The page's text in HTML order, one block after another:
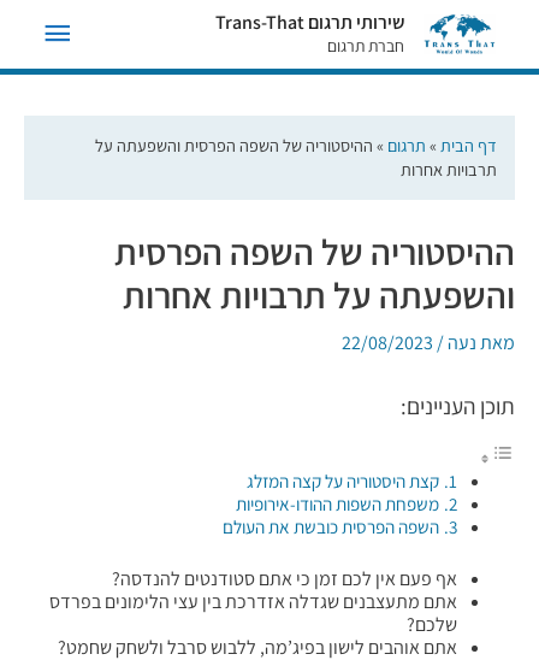
שירותי תרגום Trans-That
חברת תרגום
ראשי
דף הבית » תרגום » ההיסטוריה של השפה הפרסית והשפעתה על
תרבויות אחרות
ההיסטוריה של השפה הפרסית
והשפעתה על תרבויות אחרות
מאתנעה/
22/08/2023
תוכן העניינים:
קצת היסטוריה על קצה המזלג
משפחת השפות ההודו-אירופיות
השפה הפרסית כובשת את העולם
אף פעם אין לכם זמן כי אתם סטודנטים להנדסה?
אתם מתעצבנים שגדלה אזדרכת בין עצי הלימונים בפרדס
שלכם?
אתם אוהבים לישון בפיג’מה, ללבוש סרבל ולשחק שחמט?